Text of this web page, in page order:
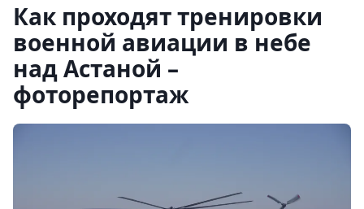
Как проходят тренировки
военной авиации в небе
над Астаной –
фоторепортаж